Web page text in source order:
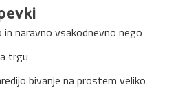
naravno vsakodnevno nego
trgu
bivanje na prostem veliko